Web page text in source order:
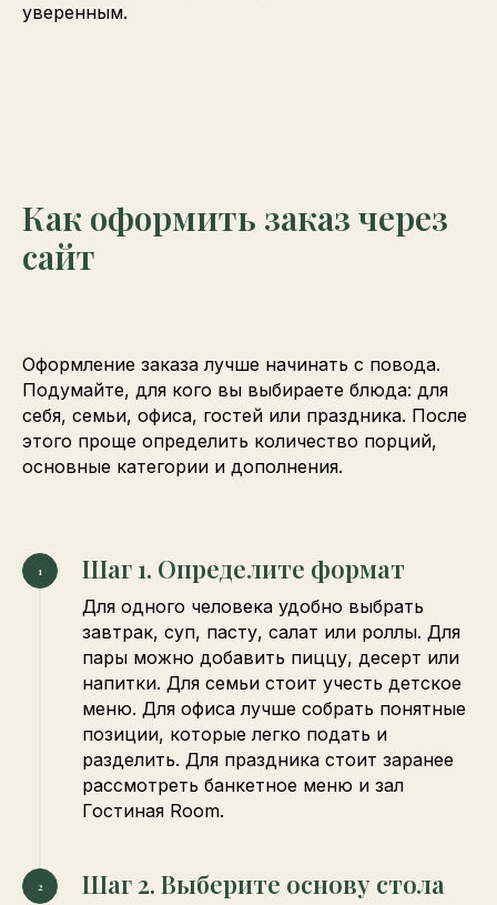
уверенным.
Как оформить заказ через
сайт
Оформление заказа лучше начинать с повода.
Подумайте, для кого вы выбираете блюда: для
себя, семьи, офиса, гостей или праздника. После
этого проще определить количество порций,
основные категории и дополнения.
Шаг 1. Определите формат
Для одного человека удобно выбрать
завтрак, суп, пасту, салат или роллы. Для
пары можно добавить пиццу, десерт или
напитки. Для семьи стоит учесть детское
меню. Для офиса лучше собрать понятные
позиции, которые легко подать и
разделить. Для праздника стоит заранее
рассмотреть банкетное меню и зал
Гостиная Room.
Шаг 2. Выберите основу стола